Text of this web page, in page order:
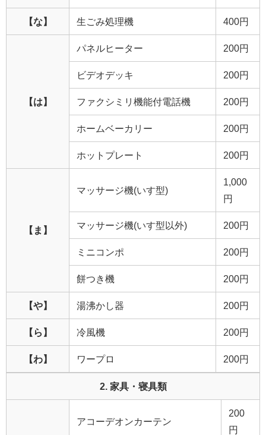
【な】 生ごみ処理機 400円
【は】
パネルヒーター 200円
ビデオデッキ 200円
ファクシミリ機能付電話機 200円
ホームベーカリー 200円
ホットプレート 200円
【ま】
マッサージ機(いす型)
1,000
円
マッサージ機(いす型以外) 200円
ミニコンポ 200円
餅つき機 200円
【や】 湯沸かし器 200円
【ら】 冷風機 200円
【わ】 ワープロ 200円
2. 家具・寝具類
アコーデオンカーテン
200
円